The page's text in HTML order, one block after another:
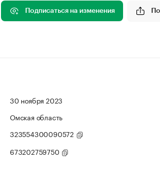
Подписаться на изменения
30 ноября 2023
Омская область
323554300090572
673202759750